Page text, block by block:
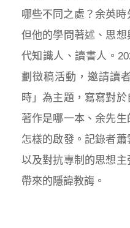
哪些不同之處？ 余英時
但他的學問著述、思
代知識人、讀書人。
劃徵稿活動，邀請讀
時」為主題，寫寫對
著作是哪一本、余先
怎樣的啟發。記錄者蕭
以及對抗專制的思想
帶來的隱諱教誨。